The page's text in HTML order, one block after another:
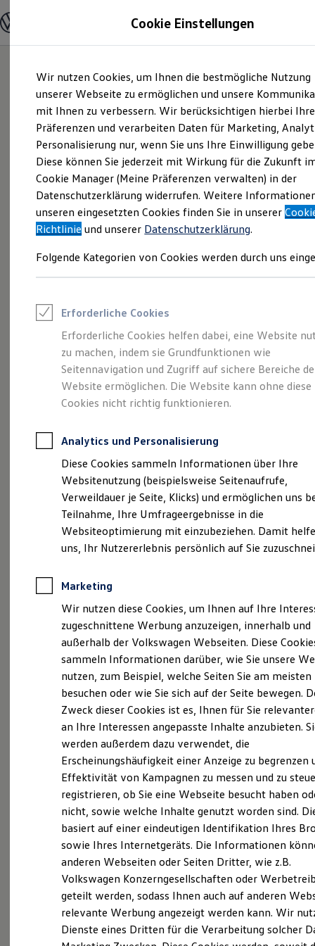
Hauptinhalt
springen
Footer
springen
Modelle und Konfigurator
Modelle vergleichen
Elektroautos
ENERGY Sondermodelle
Nutzfahrzeuge
SUV und CUV
Familienautos
Kombis
Kompaktwagen
Sportwagen
Schnell verfügbare Fahrzeuge
Angebote und Produkte
Aktuelle Angebote
E-Auto-Förderung
Volkswagen Marktplatz
Junge Gebrauchtwagen und Gebrauchtwagen
Saisonangebote
Leasing
Leasing-Angebote
Gebrauchtwagen Leasing
Junge Gebrauchtwagen-Leasing
Elektroauto Leasing
Kleinwagen-Leasing
Leasing ohne Anzahlung
Autokredit mit Schlussrate
Versicherungen und Garantien
Kfz-Versicherung
Restschuldversicherungen
Garantien
Wartungsverträge
Geschäftskunden
Professional Class bei Volkswagen
Großkunden
Behörden
Anpfiff zum Gewinn
Elektroautos
ID. Tutorials
Elektrofahrzeugkonzepte
Reichweite
Reichweite der ID. Modelle
Reichweite im Winter
Laden
Laden unterwegs
Laden Zuhause
Ladezeitensimulator
Batterie
Sicherheit
Garantie und Lebensdauer
Nachhaltigkeit
Technologie
Kosten und Kauf
Verbrauchskosten
Kaufoptionen
E-Auto-Förderung
Software und Konnektivität
Die ID. Software 6
ID. Software Versionen und Updates
Digitale Extras
Schnittstellen zu Ihrem ID.
Eine Klasse für sich.
Der Golf.
Impressum & Rechtliches
Probefahrt vereinbaren
Fahrzeugangebot anfordern
Serviceanfrage stellen
Details des Golf
Cookie Einstellungen
Wir nutzen Cookies, um Ihnen die bestmögliche Nutzung
unserer Webseite zu ermöglichen und unsere
mit Ihnen zu verbessern. Wir berücksichtigen hierbei Ihre
Präferenzen und verarbeiten Daten für Marketing,
Personalisierung nur, wenn Sie uns Ihre Einwilligung
Diese können Sie jederzeit mit Wirkung für die Zukunft
Cookie Manager (Meine Präferenzen verwalten) in der
Datenschutzerklärung widerrufen. Weitere
unseren eingesetzten Cookies finden Sie in unserer
Richtlinie und unserer Datenschutzerklärung.
Folgende Kategorien von Cookies werden durch uns
Erforderliche Cookies
Erforderliche Cookies helfen dabei, eine Website
zu machen, indem sie Grundfunktionen wie
Seitennavigation und Zugriff auf sichere Bereiche
Website ermöglichen. Die Website kann ohne diese
Cookies nicht richtig funktionieren.
Analytics und Personalisierung
Diese Cookies sammeln Informationen über Ihre
Websitenutzung (beispielsweise Seitenaufrufe,
Verweildauer je Seite, Klicks) und ermöglichen uns
Teilnahme, Ihre Umfrageergebnisse in die
Websiteoptimierung mit einzubeziehen. Damit
uns, Ihr Nutzererlebnis persönlich auf Sie
Marketing
Wir nutzen diese Cookies, um Ihnen auf Ihre
zugeschnittene Werbung anzuzeigen, innerhalb und
außerhalb der Volkswagen Webseiten. Diese
sammeln Informationen darüber, wie Sie unsere
nutzen, zum Beispiel, welche Seiten Sie am meisten
besuchen oder wie Sie sich auf der Seite bewegen.
Zweck dieser Cookies ist es, Ihnen für Sie
an Ihre Interessen angepasste Inhalte anzubieten.
werden außerdem dazu verwendet, die
Erscheinungshäufigkeit einer Anzeige zu begrenzen
Effektivität von Kampagnen zu messen und zu
registrieren, ob Sie eine Webseite besucht haben
nicht, sowie welche Inhalte genutzt worden sind.
basiert auf einer eindeutigen Identifikation Ihres
sowie Ihres Internetgeräts. Die Informationen
anderen Webseiten oder Seiten Dritter, wie z.B.
Volkswagen Konzerngesellschaften oder
geteilt werden, sodass Ihnen auch auf anderen
relevante Werbung angezeigt werden kann. Wir
Dienste eines Dritten für die Verarbeitung solcher